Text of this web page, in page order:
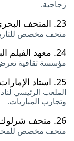
زجاجية.
23. المتحف
متحف مخصص
24. معهد الفيلم
مؤسسة ثقافية
25. استاد الإمارات
الملعب الرئيسي
وتجارب المباريات.
26. متحف شرلوك
متحف مخصص للمخبر